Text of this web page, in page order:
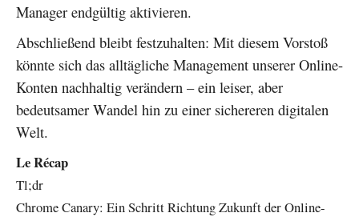
Manager endgültig aktivieren.
Abschließend bleibt festzuhalten: Mit diesem Vorstoß
könnte sich das alltägliche Management unserer Online-
Konten nachhaltig verändern – ein leiser, aber
bedeutsamer Wandel hin zu einer sichereren digitalen
Welt.
Le Récap
Tl;dr
Chrome Canary: Ein Schritt Richtung Zukunft der Online-